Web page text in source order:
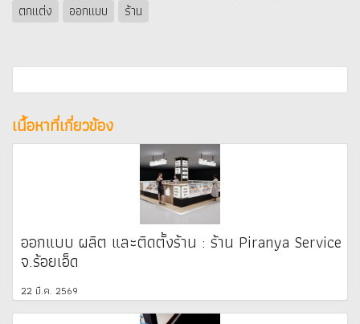
ตกแต่ง
ออกแบบ ร้าน
เนื้อหาที่เกี่ยวข้อง
ออกแบบ ผลิต และติดตั้งร้าน : ร้าน Piranya Service
จ.ร้อยเอ็ด
22 มี.ค. 2569